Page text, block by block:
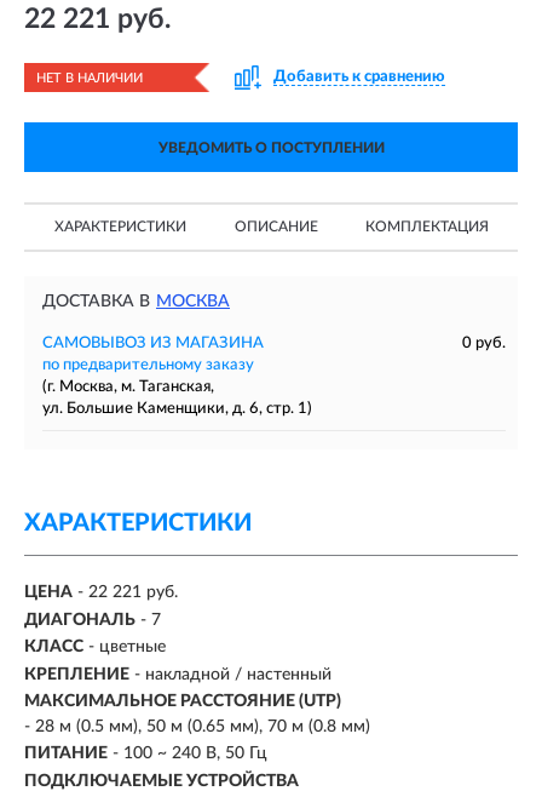
22 221 руб.
НЕТ В НАЛИЧИИ Добавить к сравнению
УВЕДОМИТЬ О ПОСТУПЛЕНИИ
ХАРАКТЕРИСТИКИ ОПИСАНИЕ КОМПЛЕКТАЦИЯ
ДОСТАВКА В МОСКВА
САМОВЫВОЗ ИЗ МАГАЗИНА
0 руб.
по предварительному заказу
(г. Москва, м. Таганская,
ул. Большие Каменщики, д. 6, стр. 1)
ХАРАКТЕРИСТИКИ
ЦЕНА - 22 221 руб.
ДИАГОНАЛЬ - 7
КЛАСС - цветные
КРЕПЛЕНИЕ - накладной / настенный
МАКСИМАЛЬНОЕ РАССТОЯНИЕ (UTP)
- 28 м (0.5 мм), 50 м (0.65 мм), 70 м (0.8 мм)
ПИТАНИЕ - 100 ~ 240 В, 50 Гц
ПОДКЛЮЧАЕМЫЕ УСТРОЙСТВА